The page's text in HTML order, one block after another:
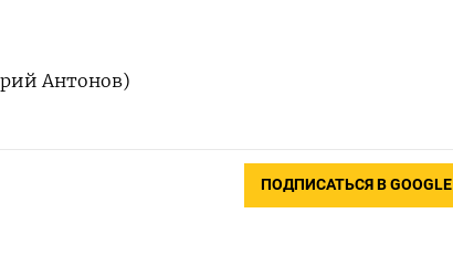
Антонов)
ПОДПИСАТЬСЯ В GOOGLE